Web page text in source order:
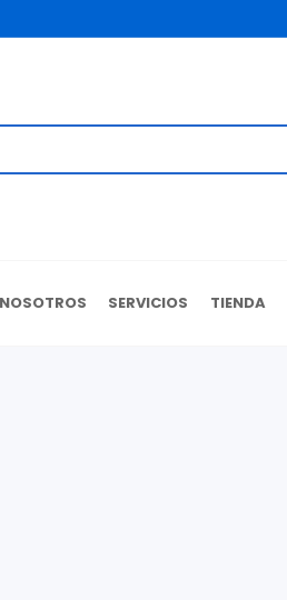
NOSOTROS SERVICIOS TIENDA